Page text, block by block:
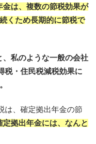
金は、複数の節税効果が
くため長期的に節税で
私のような一般の会社
税・住民税減税効果に
は、確定拠出年金の節
定拠出年金には、なんと